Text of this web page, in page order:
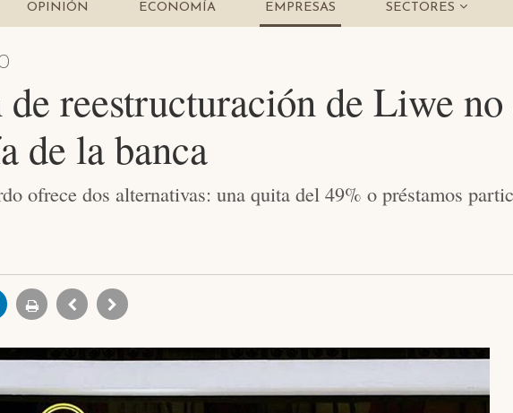
OPINIÓN ECONOMÍA EMPRESAS SECTORES
reestructuración de Liwe no
de la banca
ofrece dos alternativas: una quita del 49% o préstamos